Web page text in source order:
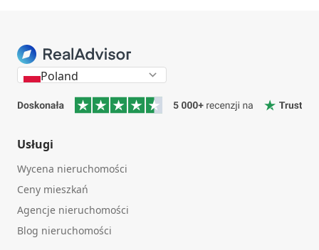
Poland
Usługi
Wycena nieruchomości
Ceny mieszkań
Agencje nieruchomości
Blog nieruchomości